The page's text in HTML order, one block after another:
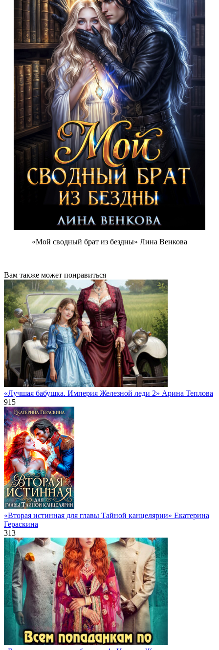
«Мой сводный брат из бездны» Лина Венкова
Вам также может понравиться
«Лучшая бабушка. Империя Железной леди 2» Арина Теплова
915
«Вторая истинная для главы Тайной канцелярии» Екатерина
Гераскина
313